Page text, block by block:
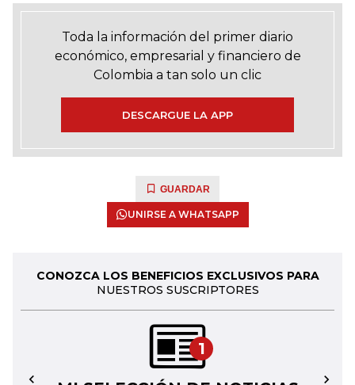
Toda la información del primer diario
económico, empresarial y financiero de
Colombia a tan solo un clic
DESCARGUE LA APP
GUARDAR
UNIRSE A WHATSAPP
CONOZCA LOS BENEFICIOS EXCLUSIVOS PARA
NUESTROS SUSCRIPTORES
1